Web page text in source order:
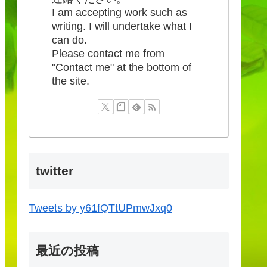
I am accepting work such as
writing. I will undertake what I
can do.
Please contact me from
"Contact me" at the bottom of
the site.
twitter
Tweets by y61fQTtUPmwJxq0
最近の投稿